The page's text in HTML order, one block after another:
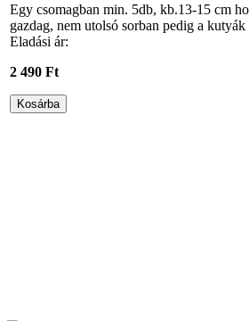
Egy csomagban min. 5db, kb.13-15 cm
gazdag, nem utolsó sorban pedig a
Eladási ár:
2 490 Ft